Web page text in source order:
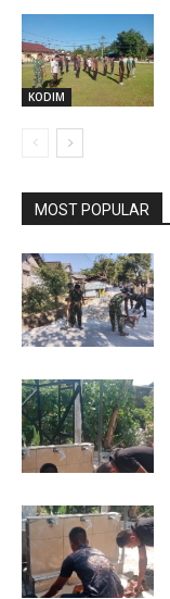
KODIM
MOST POPULAR